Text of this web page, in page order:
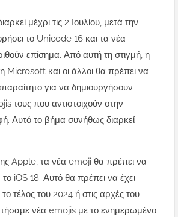
μέχρι τις 2 Ιουλίου, μετά την
το Unicode 16 και τα νέα
επίσημα. Από αυτή τη στιγμή, η
και οι άλλοι θα πρέπει να
για να δημιουργήσουν
τους που αντιστοιχούν στην
Αυτό το βήμα συνήθως διαρκεί
Apple, τα νέα emoji θα πρέπει να
το iOS 18. Αυτό θα πρέπει να έχει
τέλος του 2024 ή στις αρχές του
νέα emojis με το ενημερωμένο